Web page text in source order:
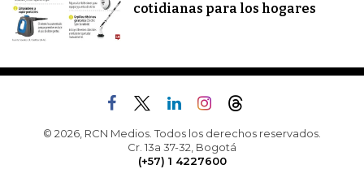
cotidianas para los hogares
© 2026, RCN Medios. Todos los derechos reservados.
Cr. 13a 37-32, Bogotá
(+57) 1 4227600